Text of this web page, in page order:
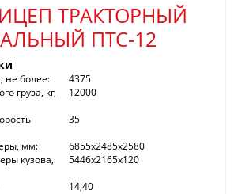
ТРАКТОРНЫЙ
ПТС-12
не более:
4375
груза, кг,
12000
35
мм:
6855x2485x2580
кузова,
5446x2165x120
14,40